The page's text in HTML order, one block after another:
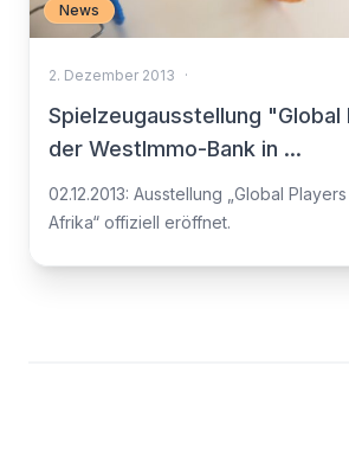
News
2. Dezember 2013 ·
Spielzeugausstellung "Global
der WestImmo-Bank in ...
02.12.2013: Ausstellung „Global
Afrika“ offiziell eröffnet.